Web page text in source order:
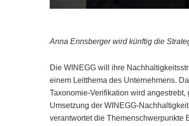
Anna Ennsberger wird künftig die
Die WINEGG will ihre
einem Leitthema des Unternehmens.
Taxonomie-Verifikation wird
Umsetzung der WINEGG-
verantwortet die Themenschwerpunkte